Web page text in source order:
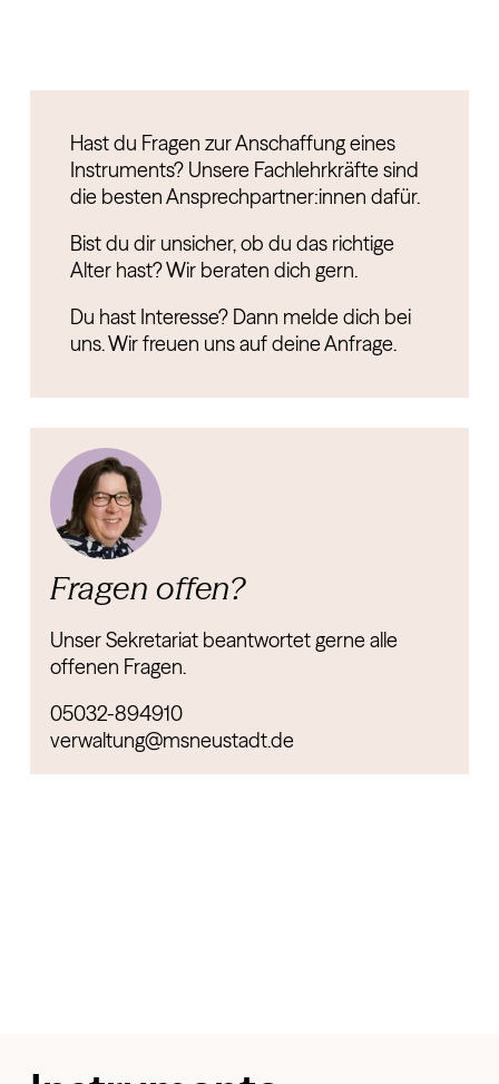
Hast du Fragen zur Anschaffung eines
Instruments? Unsere Fachlehrkräfte sind
die besten Ansprechpartner:innen dafür.
Bist du dir unsicher, ob du das richtige
Alter hast? Wir beraten dich gern.
Du hast Interesse? Dann melde dich bei
uns. Wir freuen uns auf deine Anfrage.
Fragen offen?
Unser Sekretariat beantwortet gerne alle
offenen Fragen.
05032-894910
verwaltung@msneustadt.de